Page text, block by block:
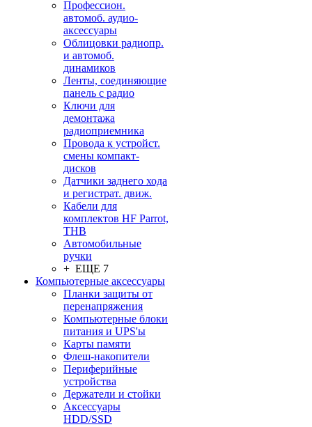
Профессион.
автомоб. аудио-
аксессуары
Облицовки радиопр.
и автомоб.
динамиков
Ленты, соединяющие
панель с радио
Ключи для
демонтажа
радиоприемника
Провода к устройст.
смены компакт-
дисков
Датчики заднего хода
и регистрат. движ.
Кабели для
комплектов HF Parrot,
THB
Автомобильные
ручки
+ ЕЩЕ 7
Компьютерные аксессуары
Планки защиты от
перенапряжения
Компьютерные блоки
питания и UPS'ы
Карты памяти
Флеш-накопители
Периферийные
устройства
Держатели и стойки
Аксессуары
HDD/SSD